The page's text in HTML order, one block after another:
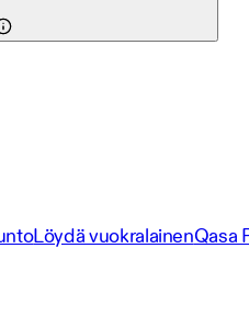
Löydä vuokralainenQasa